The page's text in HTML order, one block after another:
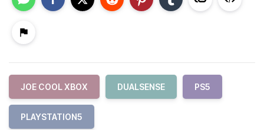
JOE COOL XBOX DUALSENSE PS5
PLAYSTATION5